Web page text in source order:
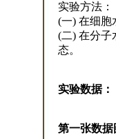
实验方法：
(一) 在细胞
(二) 在分子
态。
实验数据：
第一张数据